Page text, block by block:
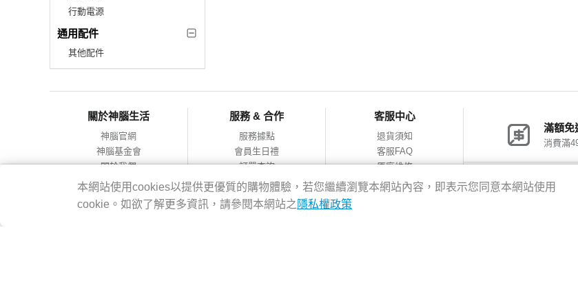
行動電源
通用配件
其他配件
關於神腦生活
神腦官網
神腦基金會
關於我們
會員服務條款
隱私權政策
網站導覽
服務 & 合作
服務據點
會員生日禮
訂單查詢
合作提案
客服中心
退貨須知
客服FAQ
原廠維修
網購包裝減量
滿額免
消費滿
神腦會
本網站使用cookies以提供更優質的購物體驗，若您繼續瀏覽本網站內容，即表示您同意本網站使用
cookie。如欲了解更多資訊，請參閱本網站之 隱私權政策